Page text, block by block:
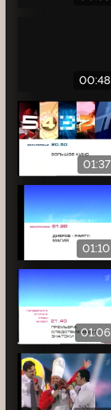
00:48
01:37
01:10
01:06